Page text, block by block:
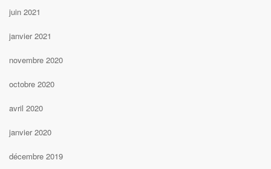
juin 2021
janvier 2021
novembre 2020
octobre 2020
avril 2020
janvier 2020
décembre 2019